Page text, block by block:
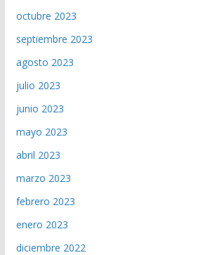
octubre 2023
septiembre 2023
agosto 2023
julio 2023
junio 2023
mayo 2023
abril 2023
marzo 2023
febrero 2023
enero 2023
diciembre 2022